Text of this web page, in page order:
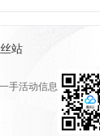
站
手活动信息